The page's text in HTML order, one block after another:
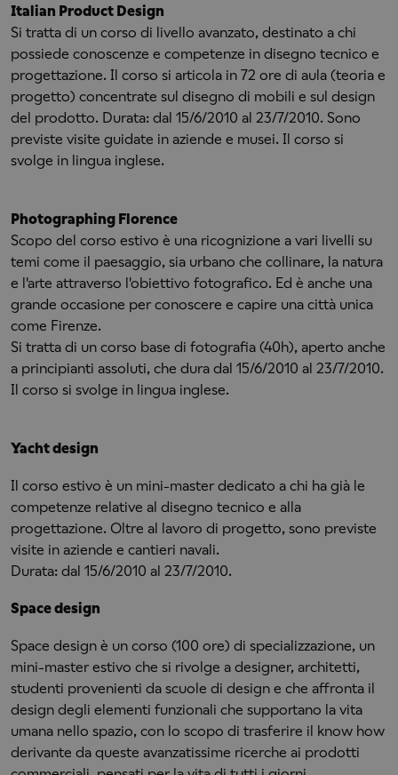
Italian Product Design
Si tratta di un corso di livello avanzato, destinato a chi
possiede conoscenze e competenze in disegno tecnico e
progettazione. Il corso si articola in 72 ore di aula (teoria e
progetto) concentrate sul disegno di mobili e sul design
del prodotto. Durata: dal 15/6/2010 al 23/7/2010. Sono
previste visite guidate in aziende e musei. Il corso si
svolge in lingua inglese.
Photographing Florence
Scopo del corso estivo è una ricognizione a vari livelli su
temi come il paesaggio, sia urbano che collinare, la natura
e l'arte attraverso l'obiettivo fotografico. Ed è anche una
grande occasione per conoscere e capire una città unica
come Firenze.
Si tratta di un corso base di fotografia (40h), aperto anche
a principianti assoluti, che dura dal 15/6/2010 al 23/7/2010.
Il corso si svolge in lingua inglese.
Yacht design
Il corso estivo è un mini-master dedicato a chi ha già le
competenze relative al disegno tecnico e alla
progettazione. Oltre al lavoro di progetto, sono previste
visite in aziende e cantieri navali.
Durata: dal 15/6/2010 al 23/7/2010.
Space design
Space design è un corso (100 ore) di specializzazione, un
mini-master estivo che si rivolge a designer, architetti,
studenti provenienti da scuole di design e che affronta il
design degli elementi funzionali che supportano la vita
umana nello spazio, con lo scopo di trasferire il know how
derivante da queste avanzatissime ricerche ai prodotti